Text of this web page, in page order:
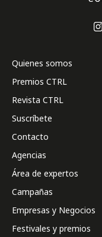
Quienes somos
Premios CTRL
Revista CTRL
Suscríbete
Contacto
Agencias
Área de expertos
Campañas
Empresas y Negocios
Festivales y premios